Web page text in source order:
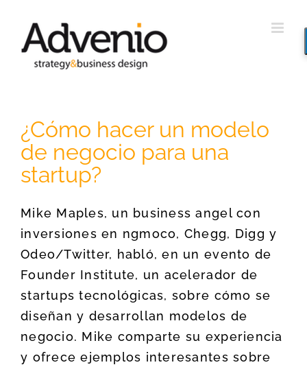
contenido
¿Cómo hacer un modelo
de negocio para una
startup?
Mike Maples, un business angel con
inversiones en ngmoco, Chegg, Digg y
Odeo/Twitter, habló, en un evento de
Founder Institute, un acelerador de
startups tecnológicas, sobre cómo se
diseñan y desarrollan modelos de
negocio. Mike comparte su experiencia
y ofrece ejemplos interesantes sobre